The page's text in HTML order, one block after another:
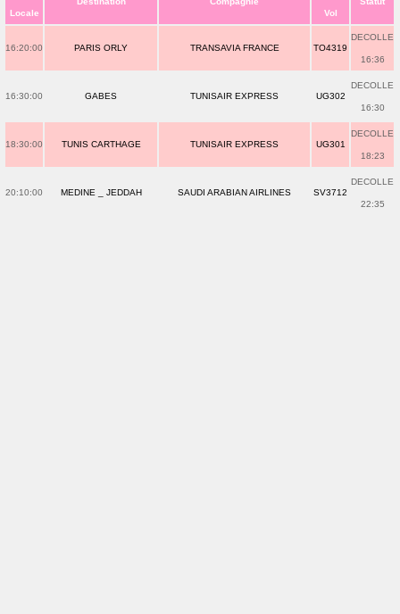
Locale Vol
16:20:00 PARIS ORLY TRANSAVIA FRANCE TO4319
DECOLLE
16:36
16:30:00 GABES TUNISAIR EXPRESS UG302
DECOLLE
16:30
18:30:00 TUNIS CARTHAGE TUNISAIR EXPRESS UG301
DECOLLE
18:23
20:10:00 MEDINE _ JEDDAH SAUDI ARABIAN AIRLINES SV3712
DECOLLE
22:35